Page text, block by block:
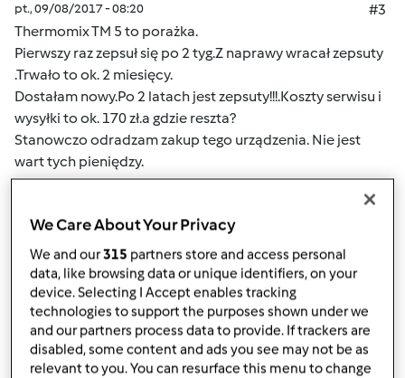
pt., 09/08/2017 - 08:20
#3
Thermomix TM 5 to porażka.
Pierwszy raz zepsuł się po 2 tyg.Z naprawy wracał zepsuty
.Trwało to ok. 2 miesięcy.
Dostałam nowy.Po 2 latach jest zepsuty!!!.Koszty serwisu i
wysyłki to ok. 170 zł.a gdzie reszta?
Stanowczo odradzam zakup tego urządzenia. Nie jest
wart tych pieniędzy.
Ciągle się zawieszał i psuł.
Zalogujlub zarejestruj sięaby dodawać
komentarze
GusGus Dołączył : 11.08.2016
We Care About Your Privacy
We and our315 partners store and access personal
data, like browsing data or unique identifiers, on your
device. Selecting I Accept enables tracking
technologies to support the purposes shown under we
and our partners process data to provide. If trackers are
disabled, some content and ads you see may not be as
relevant to you. You can resurface this menu to change